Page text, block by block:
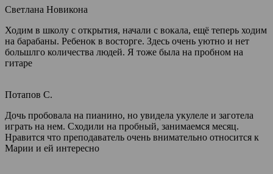
Светлана Новикона
Ходим в школу с открытия, начали с вокала, ещё теперь ходим
на барабаны. Ребенок в восторге. Здесь очень уютно и нет
большлго количества людей. Я тоже была на пробном на
гитаре
Потапов С.
Дочь пробовала на пианино, но увидела укулеле и заготела
играть на нем. Сходили на пробный, занимаемся месяц.
Нравится что преподаватель очень внимательно относится к
Марии и ей интересно